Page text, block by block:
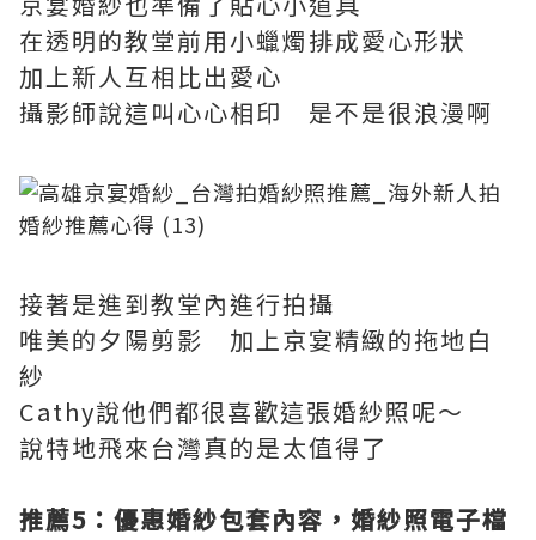
在透明的教堂前用小蠟燭排成愛心形狀
加上新人互相比出愛心
攝影師說這叫心心相印 是不是很浪漫啊
接著是進到教堂內進行拍攝
唯美的夕陽剪影 加上京宴精緻的拖地白
紗
Cathy說他們都很喜歡這張婚紗照呢～
說特地飛來台灣真的是太值得了
推薦5 ：優惠婚紗包套內容，婚紗照電子檔